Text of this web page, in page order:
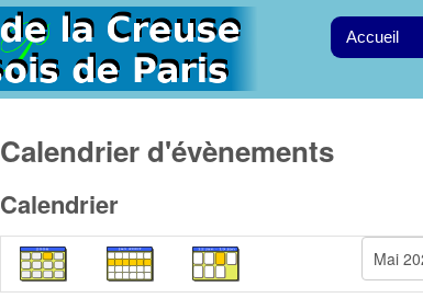
Accueil
Calendrier d'évènements
Calendrier